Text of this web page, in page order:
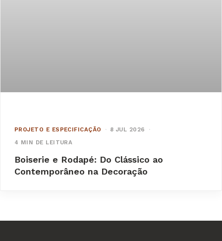
PROJETO E ESPECIFICAÇÃO · 8 JUL 2026
·
4 MIN DE LEITURA
Boiserie e Rodapé: Do Clássico ao
Contemporâneo na Decoração